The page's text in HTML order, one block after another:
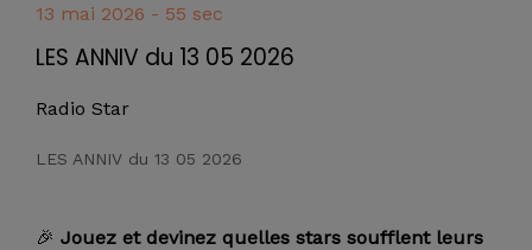
13 mai 2026 - 55 sec
LES ANNIV du 13 05 2026
Radio Star
LES ANNIV du 13 05 2026
🎉 Jouez et devinez quelles stars soufflent leurs